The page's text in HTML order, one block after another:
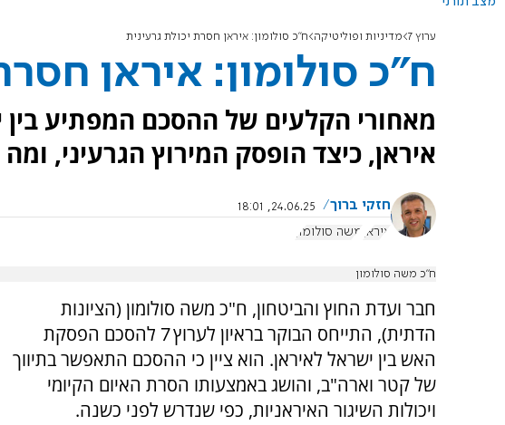
ערוץ 7 מדיניות ופוליטיקה ח"כ סולומון: איראן חסרת יכולת גרעינית
ח"כ סולומון: איראן
מאחורי הקלעים של ההסכם המפתיע בין
איראן, כיצד הופסק המירוץ הגרעיני,
חזקי ברוך
24.06.25, 18:01
איראן משה סולומון
ח"כ משה סולומון
חבר ועדת החוץ והביטחון, ח"כ משה סולומון (הציונות
הדתית), התייחס הבוקר בראיון לערוץ 7 להסכם הפסקת
האש בין ישראל לאיראן. הוא ציין כי ההסכם התאפשר בתיווך
של קטר וארה"ב, והושג באמצעותו הסרת האיום הקיומי
ויכולות השיגור האיראניות, כפי שנדרש לפני כשנה.